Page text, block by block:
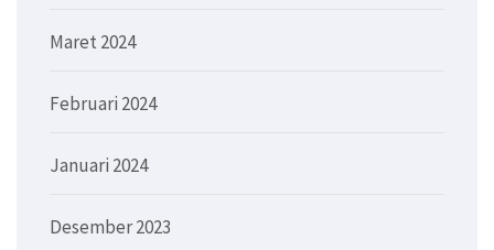
Maret 2024
Februari 2024
Januari 2024
Desember 2023